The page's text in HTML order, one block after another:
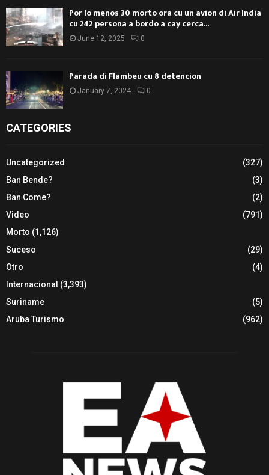
Por lo menos 30 morto ora cu un avion di Air India
cu 242 persona a bordo a cay cerca...
June 12, 2025 0
Parada di Flambeu cu 8 detencion
January 7, 2024 0
CATEGORIES
Uncategorized
(327)
Ban Bende?
(3)
Ban Come?
(2)
Video
(791)
Morto (1,126)
Suceso
(29)
Otro
(4)
Internacional (3,393)
Suriname
(5)
Aruba Turismo
(962)